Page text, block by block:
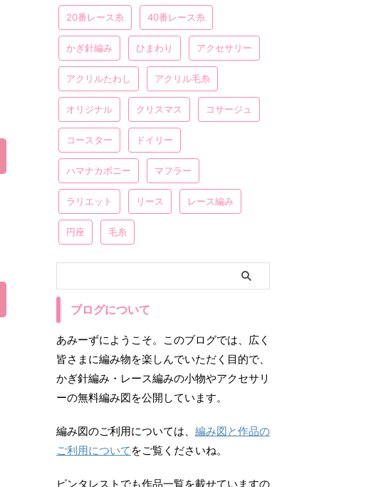
20番レース糸 40番レース糸
かぎ針編み ひまわり アクセサリー
アクリルたわし アクリル毛糸
オリジナル クリスマス コサージュ
コースター ドイリー
ハマナカボニー マフラー
ラリエット リース レース編み
円座 毛糸
ブログについて
あみーずにようこそ。このブログでは、広く
皆さまに編み物を楽しんでいただく目的で、
かぎ針編み・レース編みの小物やアクセサリ
ーの無料編み図を公開しています。
編み図のご利用については、 編み図と作品の
ご利用について をご覧くださいね。
ピンタレストでも作品一覧を載せていますの